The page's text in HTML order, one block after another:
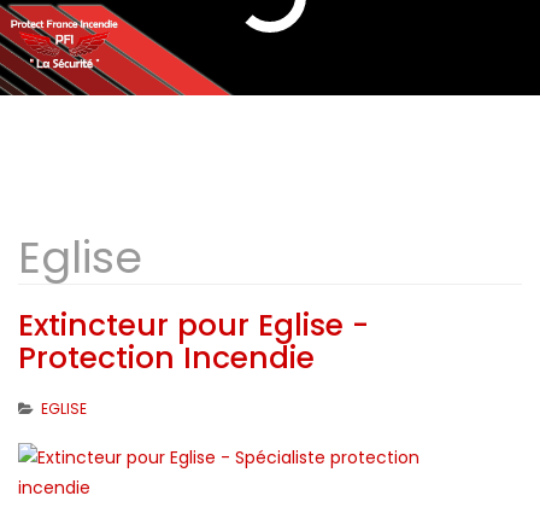
Eglise
Extincteur pour Eglise -
Protection Incendie
EGLISE